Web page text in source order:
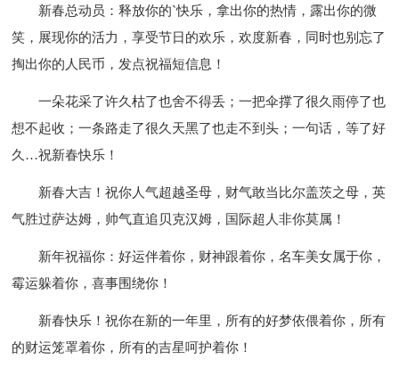
新春总动员：释放你的`快乐，拿出你的热情，露出你的微
笑，展现你的活力，享受节日的欢乐，欢度新春，同时也别忘了
掏出你的人民币，发点祝福短信息！
一朵花采了许久枯了也舍不得丢；一把伞撑了很久雨停了也
想不起收；一条路走了很久天黑了也走不到头；一句话，等了好
久…祝新春快乐！
新春大吉！祝你人气超越圣母，财气敢当比尔盖茨之母，英
气胜过萨达姆，帅气直追贝克汉姆，国际超人非你莫属！
新年祝福你：好运伴着你，财神跟着你，名车美女属于你，
霉运躲着你，喜事围绕你！
新春快乐！祝你在新的一年里，所有的好梦依偎着你，所有
的财运笼罩着你，所有的吉星呵护着你！